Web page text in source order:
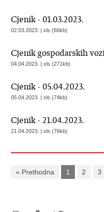
Cjenik - 01.03.2023.
02.03.2023. | xls (66kb)
Cjenik gospodarskih
04.04.2023. | xls (271kb)
Cjenik - 05.04.2023.
05.04.2023. | xls (74kb)
Cjenik - 21.04.2023.
21.04.2023. | xls (76kb)
« Prethodna 1 2 3